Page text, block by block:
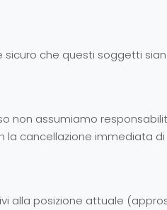
sicuro che questi soggetti
non assumiamo
la cancellazione immediata
alla posizione attuale